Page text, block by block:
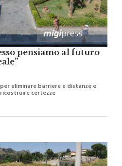
pensiamo al futuro
eliminare barriere e distanze e
certezze